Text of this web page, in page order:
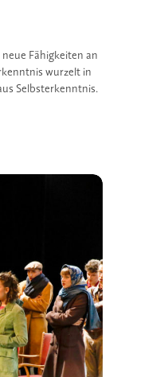
Fähigkeiten an
wurzelt in
Selbsterkenntnis.